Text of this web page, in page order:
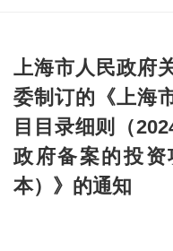
上海市人民政府
委制订的《上海
目目录细则（
政府备案的投资
本）》的通知